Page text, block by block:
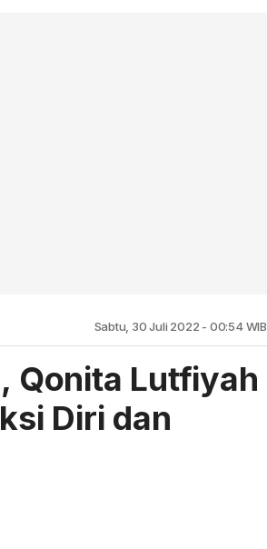
Sabtu, 30 Juli 2022 - 00:54 WIB
Qonita Lutfiyah
Diri dan